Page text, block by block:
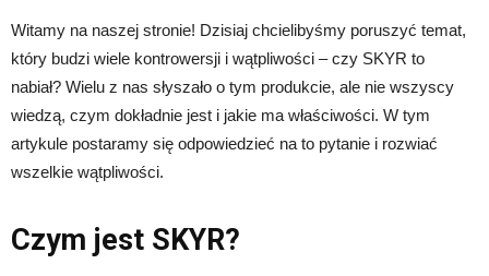
Witamy na naszej stronie! Dzisiaj chcielibyśmy poruszyć temat,
który budzi wiele kontrowersji i wątpliwości – czy SKYR to
nabiał? Wielu z nas słyszało o tym produkcie, ale nie wszyscy
wiedzą, czym dokładnie jest i jakie ma właściwości. W tym
artykule postaramy się odpowiedzieć na to pytanie i rozwiać
wszelkie wątpliwości.
Czym jest SKYR?